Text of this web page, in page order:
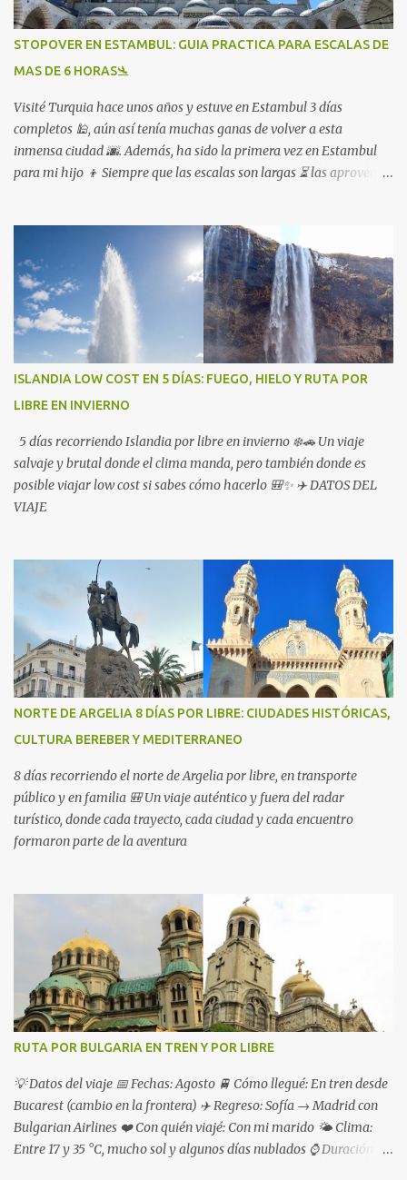
STOPOVER EN ESTAMBUL: GUIA PRACTICA PARA ESCALAS DE
MAS DE 6 HORAS🛬
Visité Turquia hace unos años y estuve en Estambul 3 días
completos 🕌, aún así tenía muchas ganas de volver a esta
inmensa ciudad 🌆. Además, ha sido la primera vez en Estambul
para mi hijo 👦 Siempre que las escalas son largas ⏳ las aprovecho,
ISLANDIA LOW COST EN 5 DÍAS: FUEGO, HIELO Y RUTA POR
LIBRE EN INVIERNO
5 días recorriendo Islandia por libre en invierno ❄️🚗 Un viaje
salvaje y brutal donde el clima manda, pero también donde es
posible viajar low cost si sabes cómo hacerlo 🎒✨ ✈️ DATOS DEL
VIAJE
NORTE DE ARGELIA 8 DÍAS POR LIBRE: CIUDADES HISTÓRICAS,
CULTURA BEREBER Y MEDITERRANEO
8 días recorriendo el norte de Argelia por libre, en transporte
público y en familia 🎒 Un viaje auténtico y fuera del radar
turístico, donde cada trayecto, cada ciudad y cada encuentro
formaron parte de la aventura
RUTA POR BULGARIA EN TREN Y POR LIBRE
💡 Datos del viaje 📅 Fechas: Agosto 🚆 Cómo llegué: En tren desde
Bucarest (cambio en la frontera) ✈️ Regreso: Sofía → Madrid con
Bulgarian Airlines ❤️ Con quién viajé: Con mi marido 🌤 Clima:
Entre 17 y 35 °C, mucho sol y algunos días nublados ⌚ Duración de